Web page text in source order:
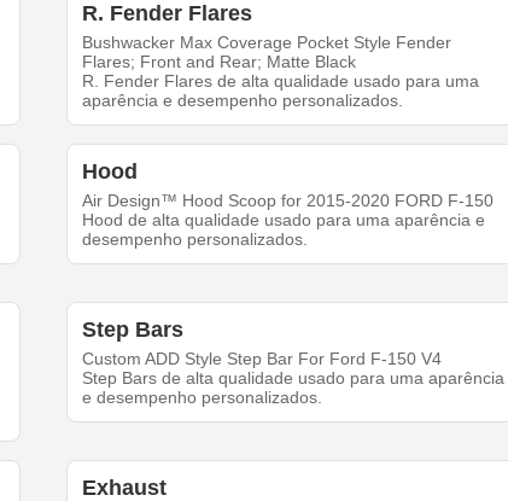
R. Fender Flares
Bushwacker Max Coverage Pocket Style Fender
Flares; Front and Rear; Matte Black
R. Fender Flares de alta qualidade usado para uma
aparência e desempenho personalizados.
Hood
Air Design™ Hood Scoop for 2015-2020 FORD F-150
Hood de alta qualidade usado para uma aparência e
desempenho personalizados.
Step Bars
Custom ADD Style Step Bar For Ford F-150 V4
Step Bars de alta qualidade usado para uma aparência
e desempenho personalizados.
Exhaust